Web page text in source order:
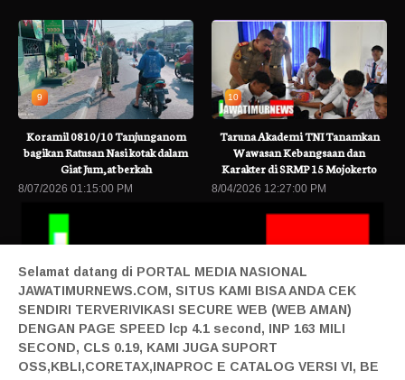
9
Koramil 0810/10 Tanjunganom
bagikan Ratusan Nasi kotak dalam
Giat Jum,at berkah
8/07/2026 01:15:00 PM
10
Taruna Akademi TNI Tanamkan
Wawasan Kebangsaan dan
Karakter di SRMP 15 Mojokerto
8/04/2026 12:27:00 PM
TerbaruKasus Dugaan UU ITE Oknum Wartawati, di Polres
Home| Login| Privacy| Pedoman Siber| Contact| Tentang|
Selamat datang di PORTAL MEDIA NASIONAL
JAWATIMURNEWS.COM, SITUS KAMI BISA ANDA CEK
SENDIRI TERVERIVIKASI SECURE WEB (WEB AMAN)
DENGAN PAGE SPEED lcp 4.1 second, INP 163 MILI
SECOND, CLS 0.19, KAMI JUGA SUPORT
OSS,KBLI,CORETAX,INAPROC E CATALOG VERSI VI, BE